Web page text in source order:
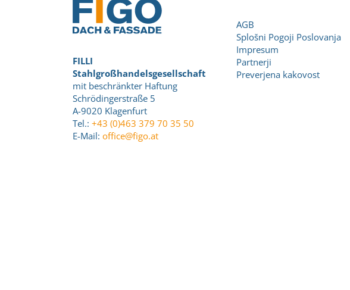
FILLI
Stahlgroßhandelsgesellschaft
mit beschränkter Haftung
Schrödingerstraße 5
A-9020 Klagenfurt
Tel.: +43 (0)463 379 70 35 50
E-Mail: office@figo.at
AGB
Splošni Pogoji Poslovanja
Impresum
Partnerji
Preverjena kakovost